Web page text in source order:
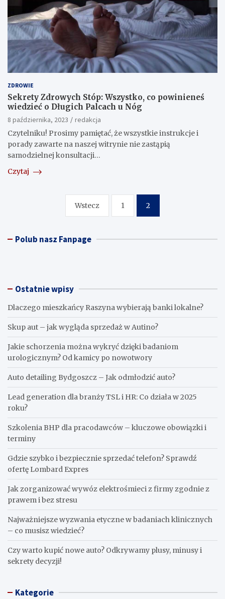
ZDROWIE
Sekrety Zdrowych Stóp: Wszystko, co powinieneś
wiedzieć o Długich Palcach u Nóg
8 października, 2023
redakcja
Czytelniku! Prosimy pamiętać, że wszystkie instrukcje i
porady zawarte na naszej witrynie nie zastąpią
samodzielnej konsultacji…
Czytaj
Stronicowanie
Wstecz 1 2
Polub nasz Fanpage
Ostatnie wpisy
Dlaczego mieszkańcy Raszyna wybierają banki lokalne?
Skup aut – jak wygląda sprzedaż w Autino?
Jakie schorzenia można wykryć dzięki badaniom
urologicznym? Od kamicy po nowotwory
Auto detailing Bydgoszcz – Jak odmłodzić auto?
Lead generation dla branży TSL i HR: Co działa w 2025
roku?
Szkolenia BHP dla pracodawców – kluczowe obowiązki i
terminy
Gdzie szybko i bezpiecznie sprzedać telefon? Sprawdź
ofertę Lombard Expres
Jak zorganizować wywóz elektrośmieci z firmy zgodnie z
prawem i bez stresu
Najważniejsze wyzwania etyczne w badaniach klinicznych
– co musisz wiedzieć?
Czy warto kupić nowe auto? Odkrywamy plusy, minusy i
sekrety decyzji!
Kategorie